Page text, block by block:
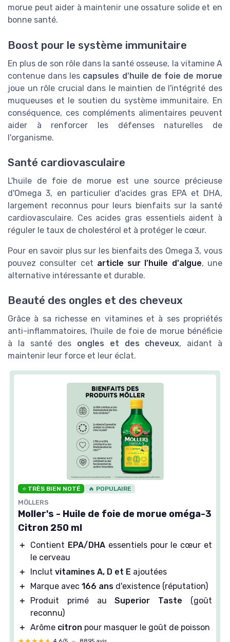
morue peut aider à maintenir une ossature solide et en
bonne santé.
Boost pour le système immunitaire
En plus de son rôle dans la santé osseuse, la vitamine A
contenue dans les capsules d'huile de foie de morue
joue un rôle crucial dans le maintien de l'intégrité des
muqueuses et le soutien du système immunitaire. En
conséquence, ces compléments alimentaires peuvent
aider à renforcer les défenses naturelles de
l'organisme.
Santé cardiovasculaire
L'huile de foie de morue est une source précieuse
d'Omega 3, en particulier d'acides gras EPA et DHA,
largement reconnus pour leurs bienfaits sur la santé
cardiovasculaire. Ces acides gras essentiels aident à
réguler le taux de cholestérol et à protéger le cœur.
Pour en savoir plus sur les bienfaits des Omega 3, vous
pouvez consulter cet article sur l'huile d'algue, une
alternative intéressante et durable.
Beauté des ongles et des cheveux
Grâce à sa richesse en vitamines et à ses propriétés
anti-inflammatoires, l'huile de foie de morue bénéficie
à la santé des ongles et des cheveux, aidant à
maintenir leur force et leur éclat.
⭐ TRÈS BIEN NOTÉ 🔥 POPULAIRE
MÖLLERS
Moller's - Huile de foie de morue oméga-3
Citron 250 ml
＋ Contient EPA/DHAessentiels pour le cœur et
le cerveau
＋
Inclut vitamines A, D et E ajoutées
＋
Marque avec 166 ans d'existence (réputation)
＋
Produit primé auSuperior Taste (goût
reconnu)
＋ Arôme citron pour masquer le goût de poisson